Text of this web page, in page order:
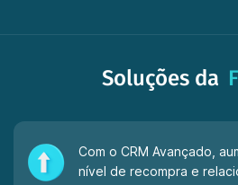
Soluções da
Com o CRM Avançado,
nível de recompra e